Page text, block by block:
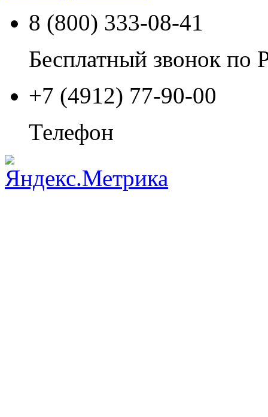
8 (800) 333-08-41
Бесплатный звонок по
+7 (4912) 77-90-00
Телефон